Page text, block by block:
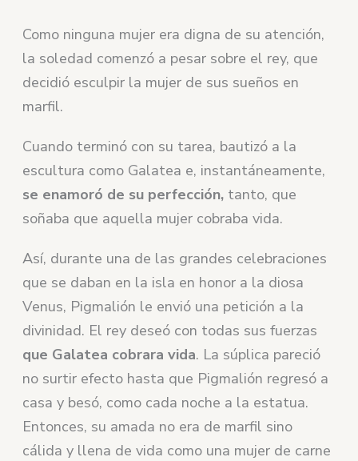
Como ninguna mujer era digna de su atención,
la soledad comenzó a pesar sobre el rey, que
decidió esculpir la mujer de sus sueños en
marfil.
Cuando terminó con su tarea, bautizó a la
escultura como Galatea e, instantáneamente,
se enamoró de su perfección, tanto, que
soñaba que aquella mujer cobraba vida.
Así, durante una de las grandes celebraciones
que se daban en la isla en honor a la diosa
Venus, Pigmalión le envió una petición a la
divinidad. El rey deseó con todas sus fuerzas
que Galatea cobrara vida. La súplica pareció
no surtir efecto hasta que Pigmalión regresó a
casa y besó, como cada noche a la estatua.
Entonces, su amada no era de marfil sino
cálida y llena de vida como una mujer de carne